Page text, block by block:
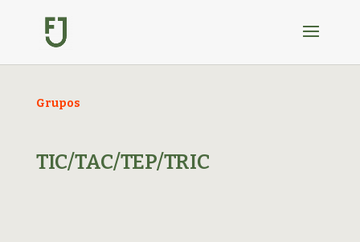
Grupos
TIC/TAC/TEP/TRIC